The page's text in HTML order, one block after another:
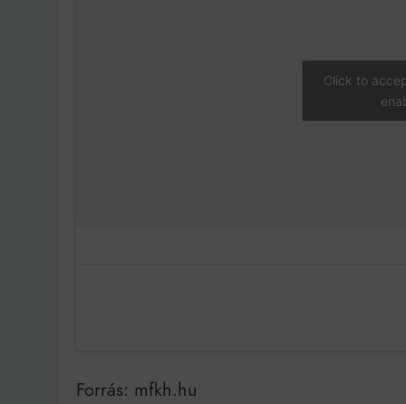
Click to
Forrás: mfkh.hu